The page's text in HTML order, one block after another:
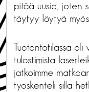
pitää uusia, joten
täytyy löytyä
Tuotantotilassa
tulostimista
jatkoimme
työskenteli sillä